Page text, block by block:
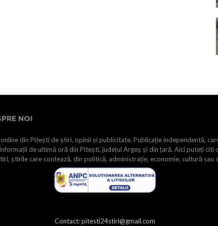
NOI
din Pitești de știri, opinii și publicitate. Publicație independentă,
de ultimă oră din Pitești, județul Argeș și din țară. Aici puteți citi
știrile care contează, din politică, administrație, economie, cultură sau
Contact: pitesti24stiri@gmail.com